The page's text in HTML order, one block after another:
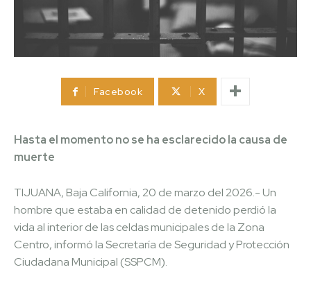
Facebook X
Hasta el momento no se ha esclarecido la causa de
muerte
TIJUANA, Baja California, 20 de marzo del 2026.- Un
hombre que estaba en calidad de detenido perdió la
vida al interior de las celdas municipales de la Zona
Centro, informó la Secretaría de Seguridad y Protección
Ciudadana Municipal (SSPCM).